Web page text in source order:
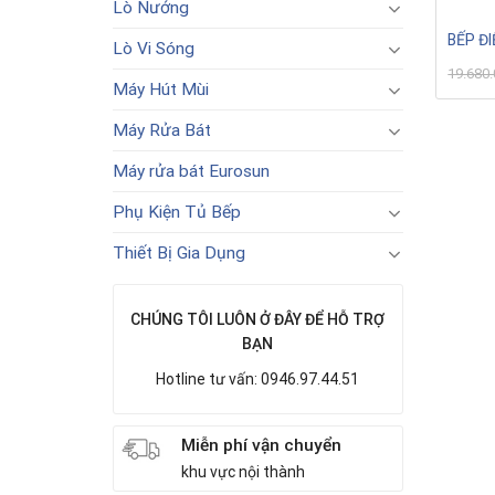
Lò Nướng
Lò Vi Sóng
Máy Hút Mùi
Máy Rửa Bát
Máy rửa bát Eurosun
Phụ Kiện Tủ Bếp
Thiết Bị Gia Dụng
CHÚNG TÔI LUÔN Ở ĐÂY ĐỂ HỖ TRỢ
BẠN
Hotline tư vấn: 0946.97.44.51
Miễn phí vận chuyển
khu vực nội thành
BẾP